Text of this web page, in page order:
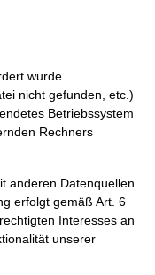
wurde
nicht gefunden, etc.)
Betriebssystem
Rechners
anderen Datenquellen
erfolgt gemäß Art. 6
Interesses an
unserer